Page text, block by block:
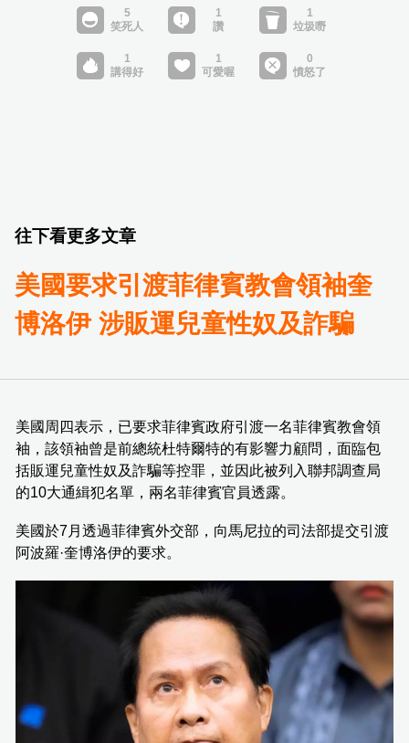
往下看更多文章
美國要求引渡菲律賓教會領袖奎
博洛伊 涉販運兒童性奴及詐騙
美國周四表示，已要求菲律賓政府引渡一名菲律賓教會領
袖，該領袖曾是前總統杜特爾特的有影響力顧問，面臨包
括販運兒童性奴及詐騙等控罪，並因此被列入聯邦調查局
的10大通緝犯名單，兩名菲律賓官員透露。
美國於7月透過菲律賓外交部，向馬尼拉的司法部提交引渡
阿波羅·奎博洛伊的要求。